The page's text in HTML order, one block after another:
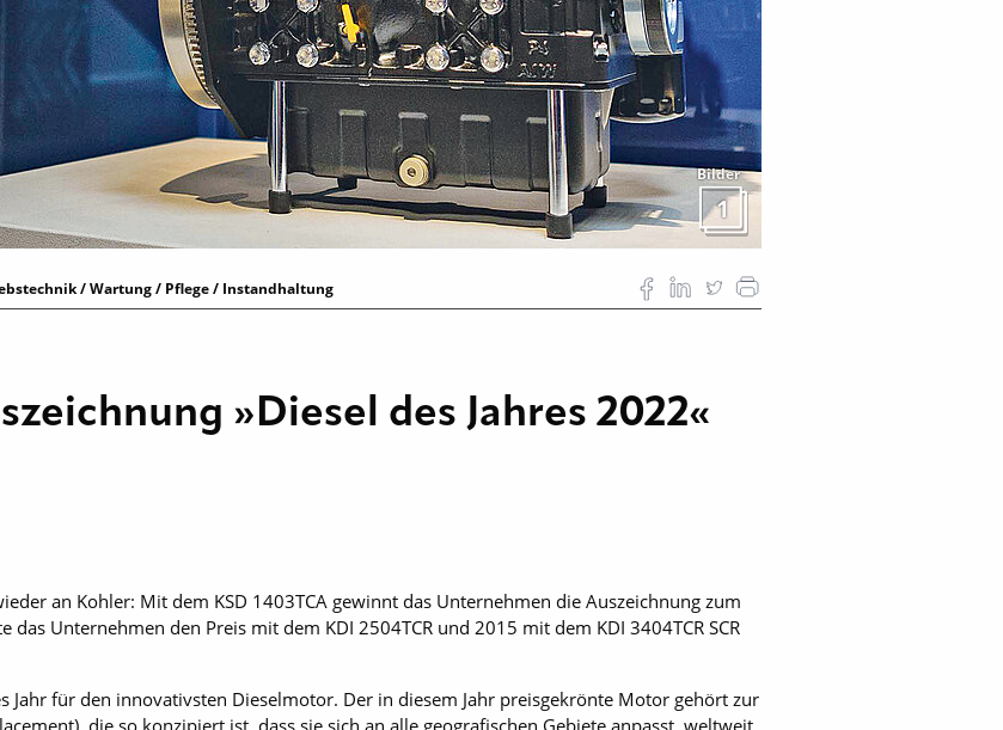
Bilder
1
/ Wartung / Pflege / Instandhaltung
»Diesel des Jahres 2022«
an Kohler: Mit dem KSD 1403TCA gewinnt das Unternehmen die Auszeichnung zum
Unternehmen den Preis mit dem KDI 2504TCR und 2015 mit dem KDI 3404TCR SCR
Jahr für den innovativsten Dieselmotor. Der in diesem Jahr preisgekrönte Motor gehört zur
die so konzipiert ist, dass sie sich an alle geografischen Gebiete anpasst, weltweit